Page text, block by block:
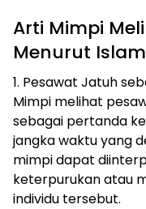
Arti Mimpi
Menurut Islam
1. Pesawat Jatuh
Mimpi melihat
sebagai pertanda
jangka waktu yang
mimpi dapat
keterpurukan atau
individu tersebut.